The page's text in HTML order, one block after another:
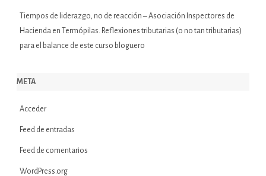
Tiempos de liderazgo, no de reacción – Asociación Inspectores de
Hacienda en
Termópilas. Reflexiones tributarias (o no tan tributarias)
para el balance de este curso bloguero
META
Acceder
Feed de entradas
Feed de comentarios
WordPress.org